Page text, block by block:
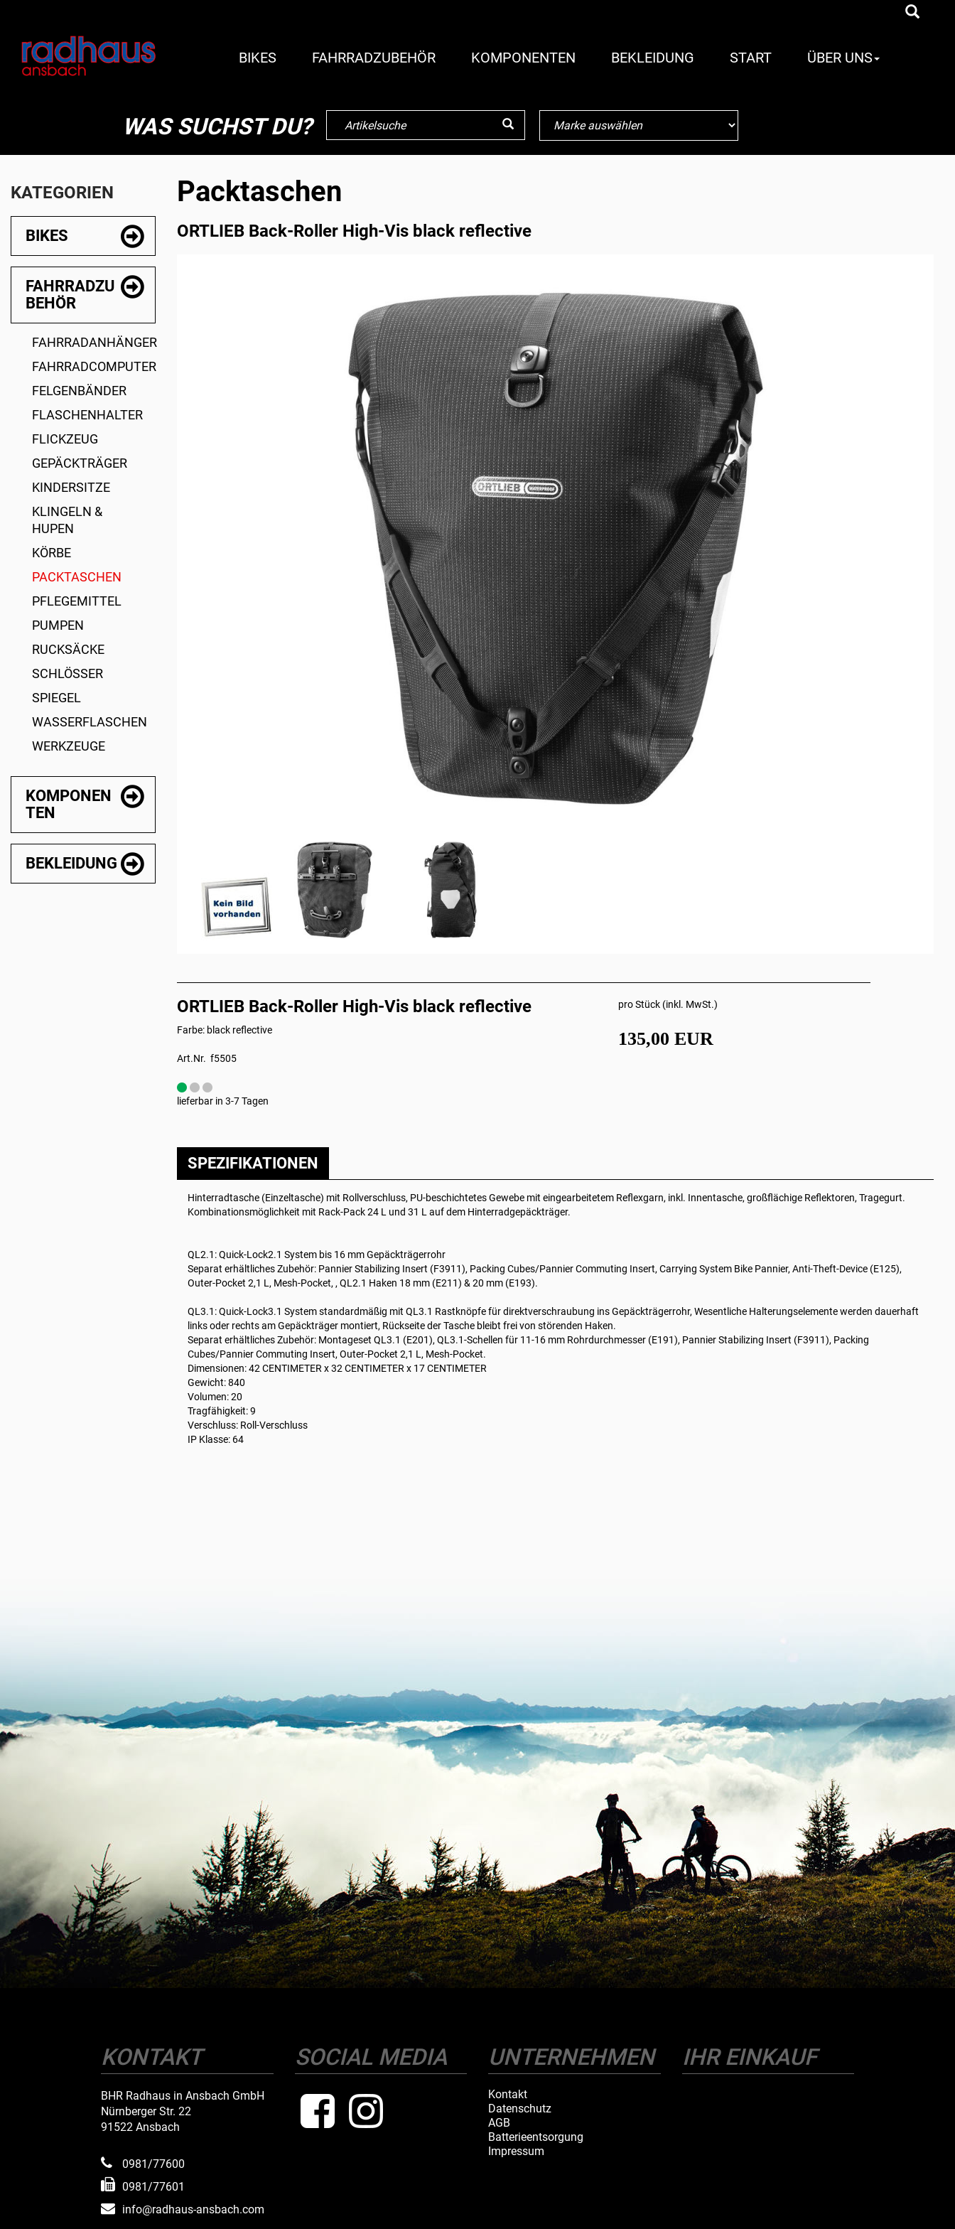
BIKES FAHRRADZUBEHÖR KOMPONENTEN BEKLEIDUNG START ÜBER UNS
WAS SUCHST DU?
KATEGORIEN
BIKES
FAHRRADZU
BEHÖR
FAHRRADANHÄNGER
FAHRRADCOMPUTER
FELGENBÄNDER
FLASCHENHALTER
FLICKZEUG
GEPÄCKTRÄGER
KINDERSITZE
KLINGELN &
HUPEN
KÖRBE
PACKTASCHEN
PFLEGEMITTEL
PUMPEN
RUCKSÄCKE
SCHLÖSSER
SPIEGEL
WASSERFLASCHEN
WERKZEUGE
KOMPONEN
TEN
BEKLEIDUNG
Packtaschen
ORTLIEB Back-Roller High-Vis black reflective
ORTLIEB Back-Roller High-Vis black reflective
Farbe: black reflective
Art.Nr. f5505
lieferbar in 3-7 Tagen
pro Stück (inkl. MwSt.)
135,00 EUR
SPEZIFIKATIONEN
Hinterradtasche (Einzeltasche) mit Rollverschluss, PU-beschichtetes Gewebe mit eingearbeitetem Reflexgarn, inkl. Innentasche, großflächige Reflektoren, Tragegurt.
Kombinationsmöglichkeit mit Rack-Pack 24 L und 31 L auf dem Hinterradgepäckträger.
QL2.1: Quick-Lock2.1 System bis 16 mm Gepäckträgerrohr
Separat erhältliches Zubehör: Pannier Stabilizing Insert (F3911), Packing Cubes/Pannier Commuting Insert, Carrying System Bike Pannier, Anti-Theft-Device (E125),
Outer-Pocket 2,1 L, Mesh-Pocket, , QL2.1 Haken 18 mm (E211) & 20 mm (E193).
QL3.1: Quick-Lock3.1 System standardmäßig mit QL3.1 Rastknöpfe für direktverschraubung ins Gepäckträgerrohr, Wesentliche Halterungselemente werden dauerhaft
links oder rechts am Gepäckträger montiert, Rückseite der Tasche bleibt frei von störenden Haken.
Separat erhältliches Zubehör: Montageset QL3.1 (E201), QL3.1-Schellen für 11-16 mm Rohrdurchmesser (E191), Pannier Stabilizing Insert (F3911), Packing
Cubes/Pannier Commuting Insert, Outer-Pocket 2,1 L, Mesh-Pocket.
Dimensionen: 42 CENTIMETER x 32 CENTIMETER x 17 CENTIMETER
Gewicht: 840
Volumen: 20
Tragfähigkeit: 9
Verschluss: Roll-Verschluss
IP Klasse: 64
KONTAKT
BHR Radhaus in Ansbach GmbH
Nürnberger Str. 22
91522 Ansbach
0981/77600
0981/77601
info@radhaus-ansbach.com
SOCIAL MEDIA UNTERNEHMEN
Kontakt
Datenschutz
AGB
Batterieentsorgung
Impressum
IHR EINKAUF